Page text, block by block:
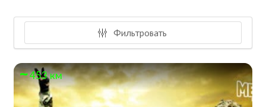
Фильтровать
453 км